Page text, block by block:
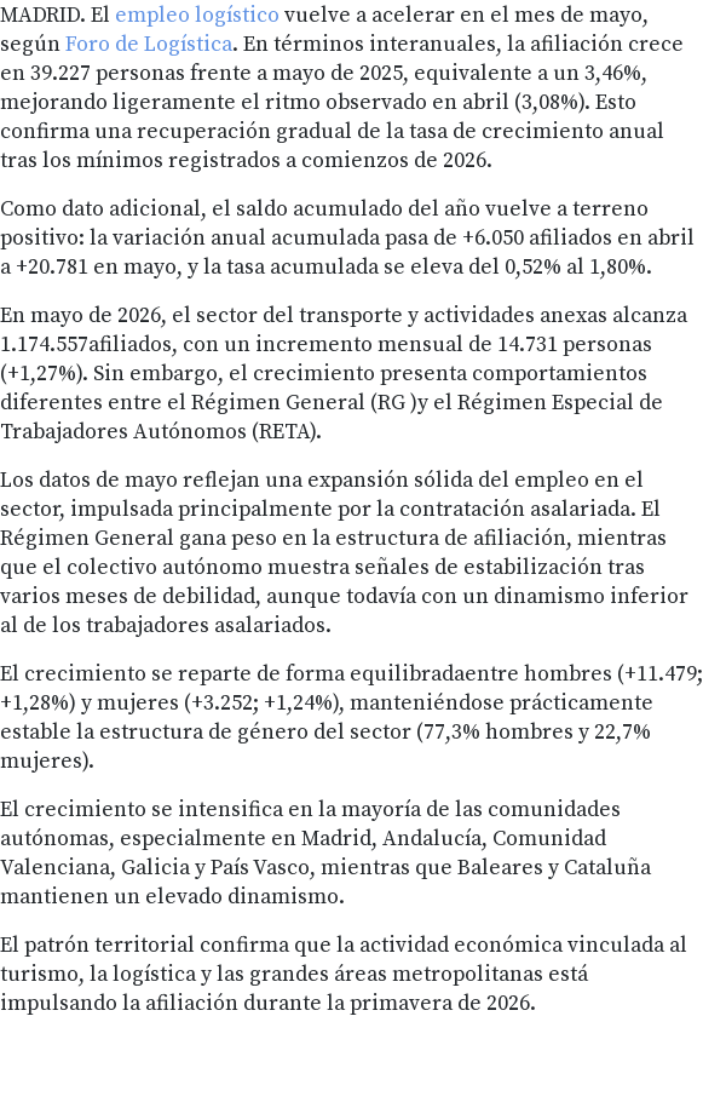
MADRID. El empleo logístico vuelve a acelerar en el mes de mayo,
segúnForo de Logística. En términos interanuales, la afiliación crece
en 39.227 personas frente a mayo de 2025, equivalente a un 3,46%,
mejorando ligeramente el ritmo observado en abril (3,08%). Esto
confirma una recuperación gradual de la tasa de crecimiento anual
tras los mínimos registrados a comienzos de 2026.
Como dato adicional, el saldo acumulado del año vuelve a terreno
positivo: la variación anual acumulada pasa de +6.050 afiliados en abril
a +20.781 en mayo, y la tasa acumulada se eleva del 0,52% al 1,80%.
En mayo de 2026, el sector del transporte y actividades anexas alcanza
1.174.557afiliados, con un incremento mensual de 14.731 personas
(+1,27%). Sin embargo, el crecimiento presenta comportamientos
diferentes entre el Régimen General (RG )y el Régimen Especial de
Trabajadores Autónomos (RETA).
Los datos de mayo reflejan una expansión sólida del empleo en el
sector, impulsada principalmente por la contratación asalariada. El
Régimen General gana peso en la estructura de afiliación, mientras
que el colectivo autónomo muestra señales de estabilización tras
varios meses de debilidad, aunque todavía con un dinamismo inferior
al de los trabajadores asalariados.
El crecimiento se reparte de forma equilibradaentre hombres (+11.479;
+1,28%) y mujeres (+3.252; +1,24%), manteniéndose prácticamente
estable la estructura de género del sector (77,3% hombres y 22,7%
mujeres).
El crecimiento se intensifica en la mayoría de las comunidades
autónomas, especialmente en Madrid, Andalucía, Comunidad
Valenciana, Galicia y País Vasco, mientras que Baleares y Cataluña
mantienen un elevado dinamismo.
El patrón territorial confirma que la actividad económica vinculada al
turismo, la logística y las grandes áreas metropolitanas está
impulsando la afiliación durante la primavera de 2026.